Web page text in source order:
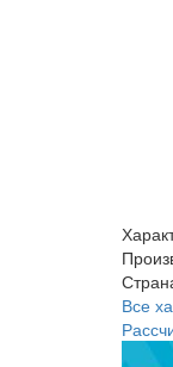
Все